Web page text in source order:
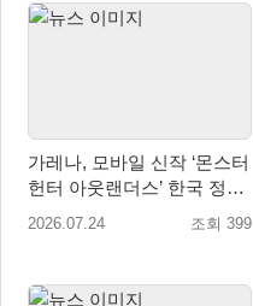
가레나, 모바일 신작 ‘몬스터
헌터 아웃랜더스’ 한국 정식
출시 확정… 사전예약 시작
2026.07.24 조회 399